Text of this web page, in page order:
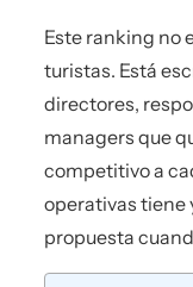
Este ranking no
turistas. Está
directores,
managers que
competitivo a
operativas tiene
propuesta